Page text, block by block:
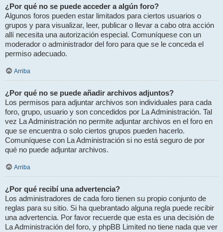
¿Por qué no se puede acceder a algún foro?
Algunos foros pueden estar limitados para ciertos usuarios o
grupos y para visualizar, leer, publicar o llevar a cabo otra acción
allí necesita una autorización especial. Comuníquese con un
moderador o administrador del foro para que se le conceda el
permiso adecuado.
Arriba
¿Por qué no se puede añadir archivos adjuntos?
Los permisos para adjuntar archivos son individuales para cada
foro, grupo, usuario y son concedidos por La Administración. Tal
vez La Administración no permite adjuntar archivos en el foro en
que se encuentra o solo ciertos grupos pueden hacerlo.
Comuníquese con La Administración si no está seguro de por
qué no puede adjuntar archivos.
Arriba
¿Por qué recibí una advertencia?
Los administradores de cada foro tienen su propio conjunto de
reglas para su sitio. Si ha quebrantado alguna regla puede recibir
una advertencia. Por favor recuerde que esta es una decisión de
La Administración del foro, y phpBB Limited no tiene nada que ver